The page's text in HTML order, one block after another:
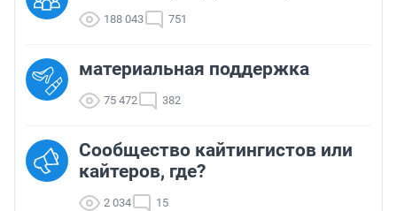
188 043 751
материальная поддержка
75 472 382
Сообщество кайтингистов или
кайтеров, где?
2 034 15